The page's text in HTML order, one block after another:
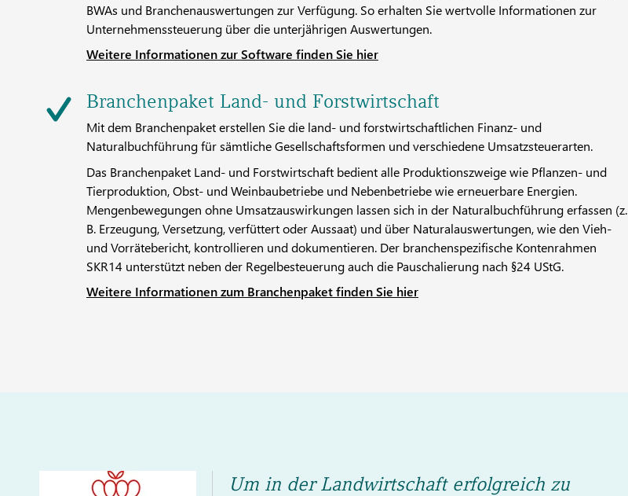
BWAs und Branchenauswertungen zur Verfügung. So erhalten Sie wertvolle Informationen zur
Unternehmenssteuerung über die unterjährigen Auswertungen.
Weitere Informationen zur Software finden Sie hier
Branchenpaket Land- und Forstwirtschaft
Mit dem Branchenpaket erstellen Sie die land- und forstwirtschaftlichen Finanz- und
Naturalbuchführung für sämtliche Gesellschaftsformen und verschiedene Umsatzsteuerarten.
Das Branchenpaket Land- und Forstwirtschaft bedient alle Produktionszweige wie Pflanzen- und
Tierproduktion, Obst- und Weinbaubetriebe und Nebenbetriebe wie erneuerbare Energien.
Mengenbewegungen ohne Umsatzauswirkungen lassen sich in der Naturalbuchführung erfassen (z.
B. Erzeugung, Versetzung, verfüttert oder Aussaat) und über Naturalauswertungen, wie den Vieh-
und Vorrätebericht, kontrollieren und dokumentieren. Der branchenspezifische Kontenrahmen
SKR14 unterstützt neben der Regelbesteuerung auch die Pauschalierung nach §24 UStG.
Weitere Informationen zum Branchenpaket finden Sie hier
Um in der Landwirtschaft erfolgreich zu